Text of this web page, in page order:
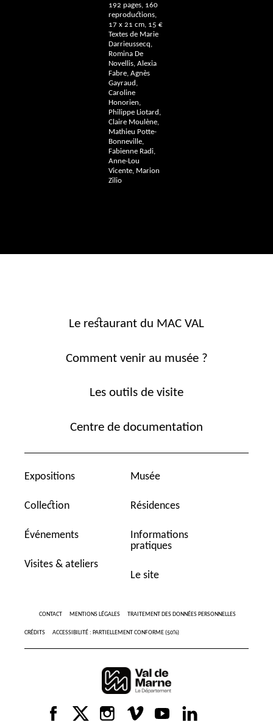
192 pages, 160
reproductions,
17 x 21 cm, 15 €
Textes de Marie
Darrieussecq,
Romina De
Novellis, Alexia
Fabre, Agnès
Gayraud,
Caroline
Honorien,
Philippe Liotard,
Claire Moulène,
Mathieu Potte-
Bonneville,
Fabienne Radi,
Anne-Lou
Vicente, Marion
Zilio
Le restaurant du MAC VAL
Comment venir au musée ?
Les outils de visite
Centre de documentation
Expositions
Collection
Événements
Visites & ateliers
Musée
Résidences
Informations
pratiques
Le site
CONTACT MENTIONS LÉGALES TRAITEMENT DES DONNÉES PERSONNELLES
CRÉDITS ACCESSIBILITÉ : PARTIELLEMENT CONFORME (50%)